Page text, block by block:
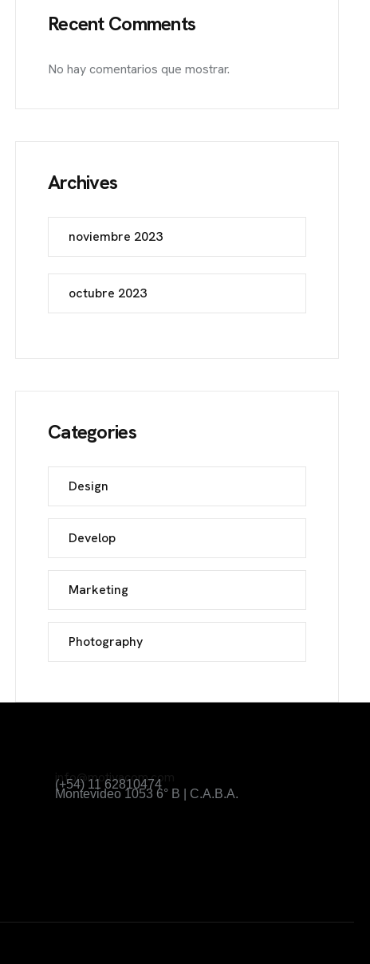
Recent Comments
No hay comentarios que mostrar.
Archives
noviembre 2023
octubre 2023
Categories
Design
Develop
Marketing
Photography
info@motivacom.com
(+54) 11 62810474
Montevideo 1053 6° B | C.A.B.A.